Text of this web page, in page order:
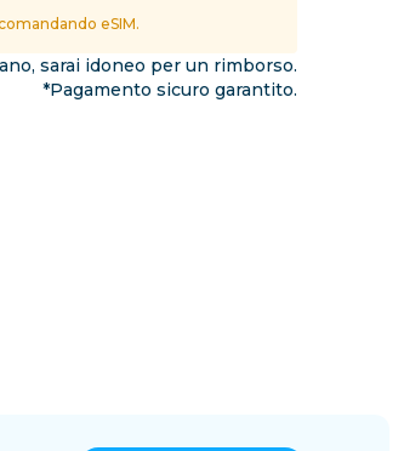
eSIM.
sarai idoneo per un rimborso.
*Pagamento sicuro garantito.